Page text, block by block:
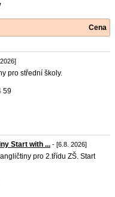
Cena
pro střední školy.
59
Start with ... - [6.8. 2026]
pro 2.třídu ZŠ. Start